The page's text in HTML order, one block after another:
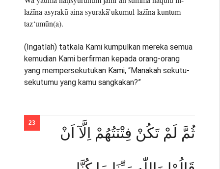
lażīna asyrakū aina syurakā’ukumul-lażīna kuntum
taz‘umūn(a).
(Ingatlah) tatkala Kami kumpulkan mereka semua
kemudian Kami berfirman kepada orang-orang
yang mempersekutukan Kami, “Manakah sekutu-
sekutumu yang kamu sangkakan?”
ثُمَّ لَمْ تَكُنْ فِتْنَتُهُمْ اِلَّآ اَنْ